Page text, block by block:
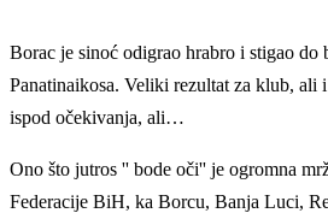
Borac je sinoć odigrao hrabro i stigao
Panatinaikosa. Veliki rezultat za klub, ali
ispod očekivanja, ali…
Ono što jutros '' bode oči'' je ogromna
Federacije BiH, ka Borcu, Banja Luci,